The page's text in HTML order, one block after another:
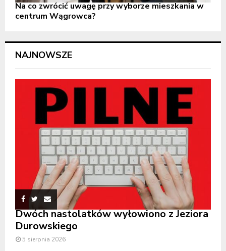
Na co zwrócić uwagę przy wyborze mieszkania w
centrum Wągrowca?
NAJNOWSZE
Dwóch nastolatków wyłowiono z Jeziora
Durowskiego
5 sierpnia 2026